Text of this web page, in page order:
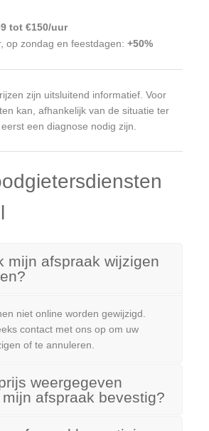
tot €150/uur
op zondag en feestdagen:+50%
zijn uitsluitend informatief. Voor
kan, afhankelijk van de situatie ter
een diagnose nodig zijn.
mijn afspraak wijzigen
niet online worden gewijzigd.
contact met ons op om uw
of te annuleren.
weergegeven
afspraak bevestig?